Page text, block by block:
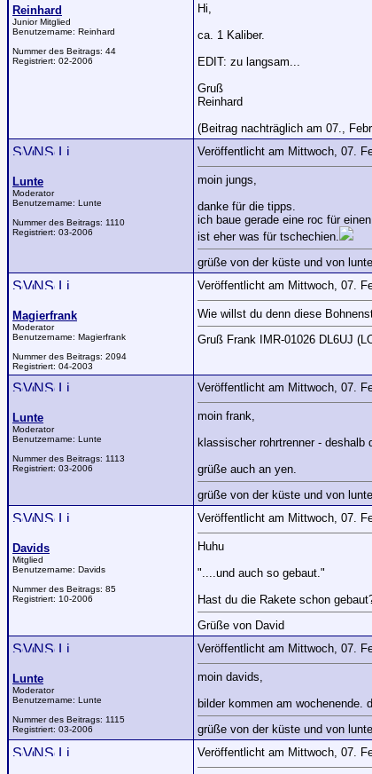
Reinhard
Junior Mitglied
Benutzername: Reinhard
Nummer des Beitrags: 44
Registriert: 02-2006
Hi,
ca. 1 Kaliber.
EDIT: zu langsam...
Gruß
Reinhard
(Beitrag nachträglich am 07.,
Lunte
Moderator
Benutzername: Lunte
Nummer des Beitrags: 1110
Registriert: 03-2006
Veröffentlicht am Mittwoch, 07.
moin jungs,
danke für die tipps.
ich baue gerade eine roc für
ist eher was für tschechien.
grüße von der küste und von lunte
Magierfrank
Moderator
Benutzername: Magierfrank
Nummer des Beitrags: 2094
Registriert: 04-2003
Veröffentlicht am Mittwoch, 07.
Wie willst du denn diese
Gruß Frank IMR-01026 DL6UJ
Lunte
Moderator
Benutzername: Lunte
Nummer des Beitrags: 1113
Registriert: 03-2006
Veröffentlicht am Mittwoch, 07.
moin frank,
klassischer rohrtrenner -
grüße auch an yen.
grüße von der küste und von lunte
Davids
Mitglied
Benutzername: Davids
Nummer des Beitrags: 85
Registriert: 10-2006
Veröffentlicht am Mittwoch, 07.
Huhu
"....und auch so gebaut."
Hast du die Rakete schon
Grüße von David
Lunte
Moderator
Benutzername: Lunte
Nummer des Beitrags: 1115
Registriert: 03-2006
Veröffentlicht am Mittwoch, 07.
moin davids,
bilder kommen am wochenende.
grüße von der küste und von lunte
Veröffentlicht am Mittwoch, 07.